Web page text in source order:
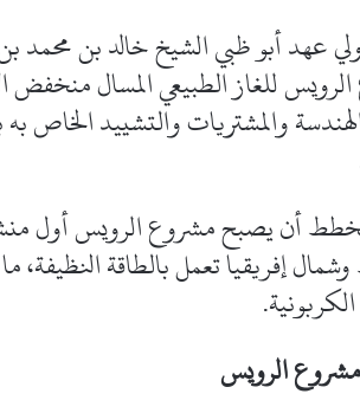
عهد أبو ظبي الشيخ خالد بن محمد بن
للغاز الطبيعي المسال منخفض
أن يصبح مشروع الرويس أول
إفريقيا تعمل بالطاقة النظيفة،
الرويس